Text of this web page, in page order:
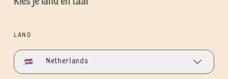
LAND
Netherlands